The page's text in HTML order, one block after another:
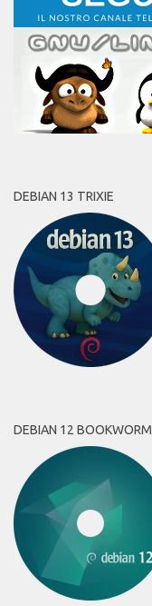
DEBIAN 13 TRIXIE
DEBIAN 12 BOOKWORM